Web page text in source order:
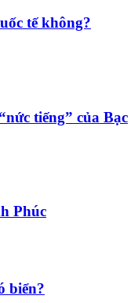
tế không?
tiếng” của Bạc
Phúc
biển?